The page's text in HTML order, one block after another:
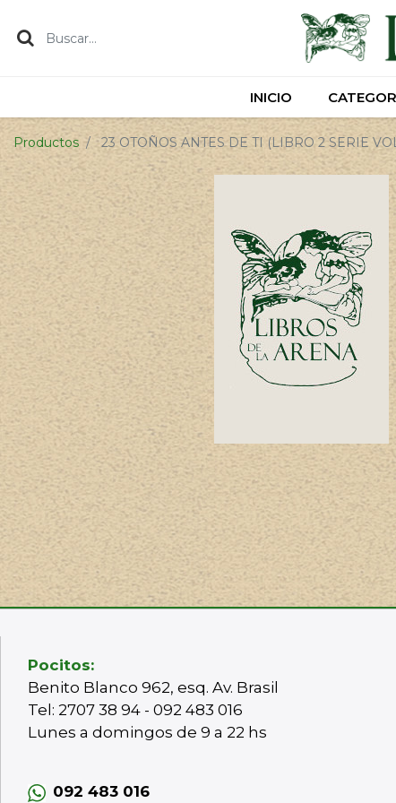
INICIO
INICIO
Productos 23 OTOÑOS ANTES DE TI (LIBRO 2 SERIE
Pocitos:
Benito Blanco 962, esq. Av. Brasil
Tel: 2707 38 94 - 092 483 016
Lunes a domingos de 9 a 22 hs
092 483 016